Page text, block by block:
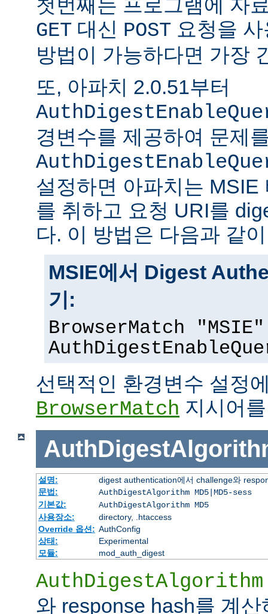
첫번째는 프로그램에 자
GET 대신 POST 요청을
방법이 가능하다면 가장
또, 아파치 2.0.51부터
경변수를 제공하여 문제
설정하면 아파치는 MSIE
를 취하고 요청 URI를
다. 이 방법은 다음과 같
MSIE에서 Digest
기:
BrowserMatch "MSIE"
선택적인 환경변수 설정
BrowserMatch 지시어
설명:
digest authentication에서 challenge와
문법:
AuthDigestAlgorithm MD5|MD5-sess
기본값:
AuthDigestAlgorithm MD5
사용장소:
directory, .htaccess
Override 옵션: AuthConfig
상태:
Experimental
모듈:
mod_auth_digest
AuthDigestAlgorithm
와 response hash를 계